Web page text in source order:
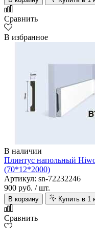
Сравнить
В избранное
В наличии
Плинтус напольный
(70*12*2000)
Артикул: sn-72232246
900 руб. / шт.
В корзину Купить в 1
Сравнить